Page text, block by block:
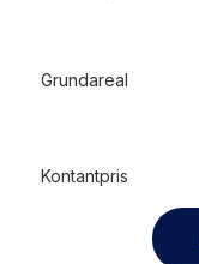
Grundareal
Kontantpris